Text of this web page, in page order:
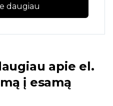
daugiau
apie el.
į esamą